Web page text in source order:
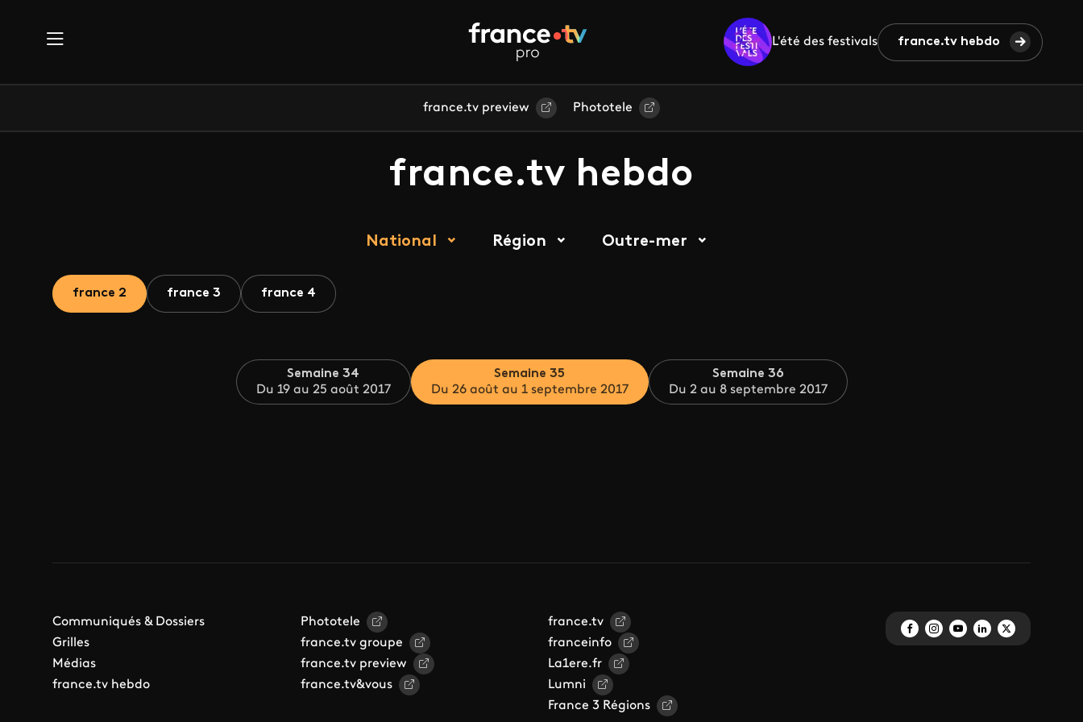
L'été des festivals france.tv hebdo
france.tv preview Phototele
france.tv hebdo
National Région Outre-mer
france 2 france 3 france 4
Semaine 34
Du 19 au 25 août 2017
Semaine 35
Du 26 août au 1 septembre 2017
Semaine 36
Du 2 au 8 septembre 2017
Communiqués & Dossiers
Grilles
Médias
france.tv hebdo
Phototele
france.tv groupe
france.tv preview
france.tv&vous
france.tv
franceinfo
La1ere.fr
Lumni
France 3 Régions